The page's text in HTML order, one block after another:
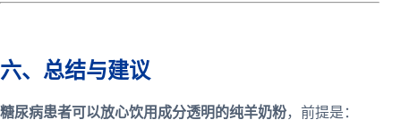
六、总结与建议
糖尿病患者可以放心饮用成分透明的纯羊奶粉，前提是：